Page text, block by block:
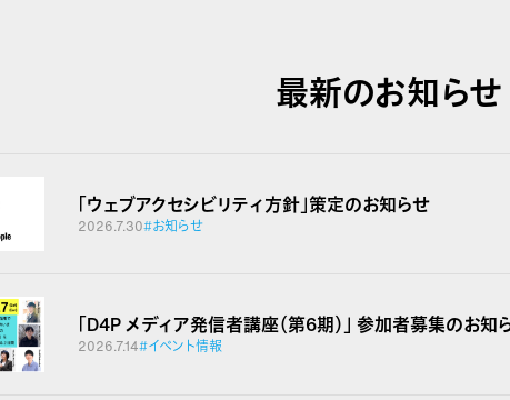
最新のお知らせ
「ウェブアクセシビリティ方針」策定のお知らせ
2026.7.30#お知らせ
「D4P メディア発信者講座（第6期）」 参加者募集のお知
2026.7.14#イベント情報